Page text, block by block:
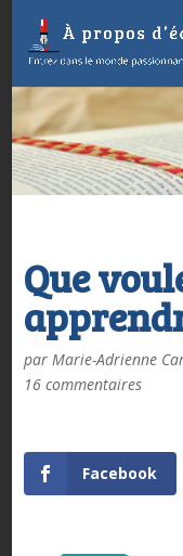
Que
par Marie-Adrienne
16 commentaires
Facebook